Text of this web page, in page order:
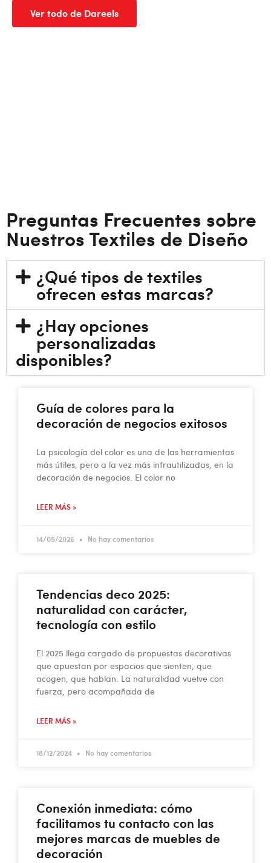
Ver todo de Dareels
Preguntas Frecuentes sobre
Nuestros Textiles de Diseño
¿Qué tipos de textiles
ofrecen estas marcas?
¿Hay opciones
personalizadas
disponibles?
Guía de colores para la
decoración de negocios exitosos
La psicología del color es una de las herramientas
más útiles, pero a la vez más infrautilizadas, en la
decoración de negocios. El color no
LEER MÁS »
14/05/2026 No hay comentarios
Tendencias deco 2025:
naturalidad con carácter,
tecnología con estilo
El 2025 llega cargado de propuestas decorativas
que apuestan por espacios que sienten, que
acogen, que hablan. La naturalidad vuelve con
fuerza, pero acompañada de
LEER MÁS »
18/12/2024 No hay comentarios
Conexión inmediata: cómo
facilitamos tu contacto con las
mejores marcas de muebles de
decoración